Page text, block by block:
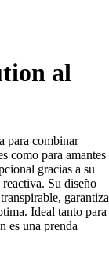
al
para combinar
como para amantes
gracias a su
Su diseño
garantiza
Ideal tanto para
es una prenda